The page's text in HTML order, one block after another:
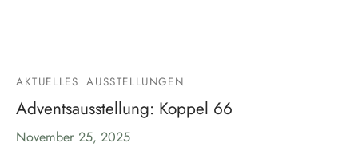
AKTUELLES AUSSTELLUNGEN
Adventsausstellung: Koppel 66
November 25, 2025